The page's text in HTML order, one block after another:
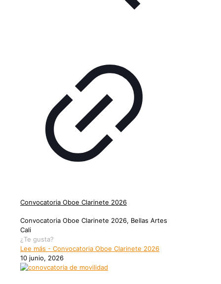
Convocatoria Oboe Clarinete 2026
Convocatoria Oboe Clarinete 2026, Bellas Artes
Cali
¿Te gusta?
Lee más - Convocatoria Oboe Clarinete 2026
10 junio, 2026